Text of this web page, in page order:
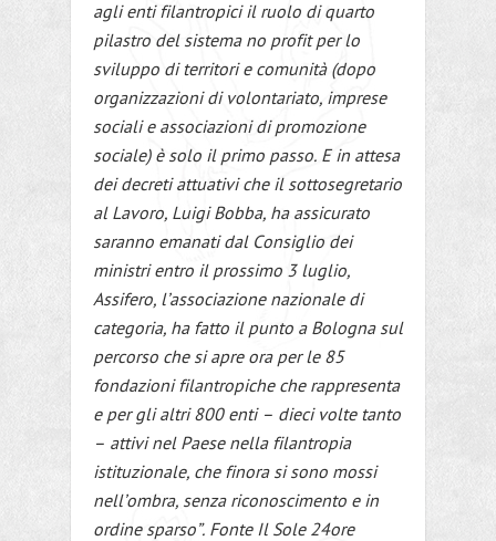
agli enti filantropici il ruolo di quarto
pilastro del sistema no profit per lo
sviluppo di territori e comunità (dopo
organizzazioni di volontariato, imprese
sociali e associazioni di promozione
sociale) è solo il primo passo. E in attesa
dei decreti attuativi che il sottosegretario
al Lavoro, Luigi Bobba, ha assicurato
saranno emanati dal Consiglio dei
ministri entro il prossimo 3 luglio,
Assifero, l’associazione nazionale di
categoria, ha fatto il punto a Bologna sul
percorso che si apre ora per le 85
fondazioni filantropiche che rappresenta
e per gli altri 800 enti – dieci volte tanto
– attivi nel Paese nella filantropia
istituzionale, che finora si sono mossi
nell’ombra, senza riconoscimento e in
ordine sparso”. Fonte Il Sole 24ore